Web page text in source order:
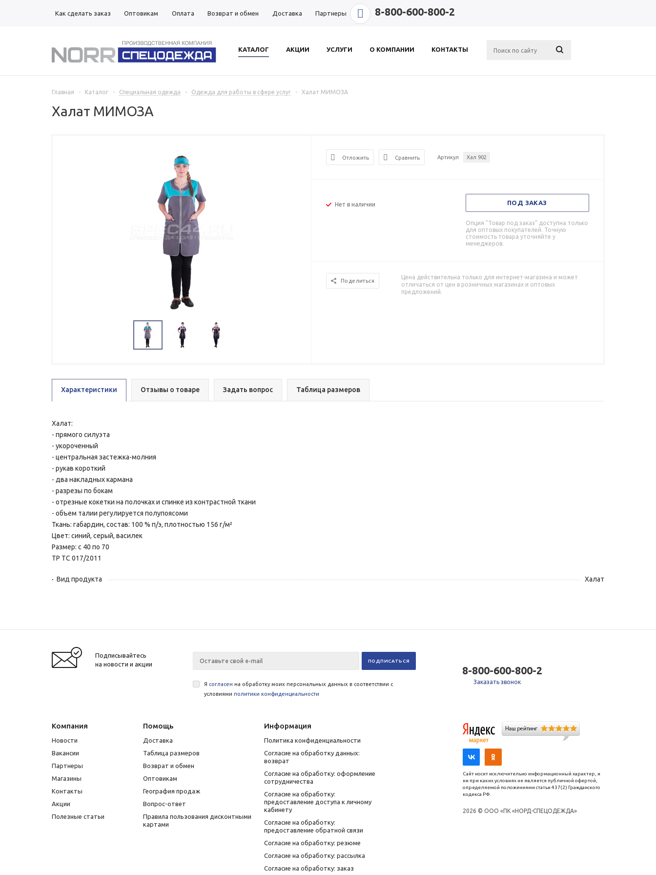
Как сделать заказ Оптовикам Оплата Возврат и обмен Доставка Партнеры 8-800-600-800-2
КАТАЛОГ АКЦИИ УСЛУГИ О КОМПАНИИ КОНТАКТЫ
Главная - Каталог - Специальная одежда - Одежда для работы в сфере услуг - Халат МИМОЗА
Халат МИМОЗА
Отложить Сравнить Артикул Хал 902
Нет в наличии ПОД ЗАКАЗ
Опция "Товар под заказ" доступна только
для оптовых покупателей. Точную
стоимость товара уточняйте у
менеджеров.
Поделиться
Цена действительна только для интернет-магазина и может
отличаться от цен в розничных магазинах и оптовых
предложений.
Характеристики Отзывы о товаре Задать вопрос Таблица размеров
Халат:
- прямого силуэта
- укороченный
- центральная застежка-молния
- рукав короткий
- два накладных кармана
- разрезы по бокам
- отрезные кокетки на полочках и спинке из контрастной ткани
- объем талии регулируется полупоясоми
Ткань: габардин, состав: 100 % п/э, плотностью 156 г/м²
Цвет: синий, серый, василек
Размер: с 40 по 70
ТР ТС 017/2011
Вид продукта Халат
Подписывайтесь
на новости и акции
Я согласен на обработку моих персональных данных в соответствии с
условиями политики конфиденциальности
8-800-600-800-2
Заказать звонок
Компания Помощь Информация
Новости
Вакансии
Партнеры
Магазины
Контакты
Акции
Полезные статьи
Доставка
Таблица размеров
Возврат и обмен
Оптовикам
География продаж
Вопрос-ответ
Правила пользования дисконтными
картами
Политика конфиденциальности
Согласие на обработку данных:
возврат
Согласие на обработку: оформление
сотрудничества
Согласие на обработку:
предоставление доступа к личному
кабинету
Согласие на обработку:
предоставление обратной связи
Согласие на обработку: резюме
Согласие на обработку: рассылка
Согласие на обработку: заказ
Сайт носит исключительно информационный характер, и
ни при каких условиях не является публичной офертой,
определяемой положениями статьи 437(2) Гражданского
кодекса РФ.
2026 © ООО «ПК «НОРД-СПЕЦОДЕЖДА»